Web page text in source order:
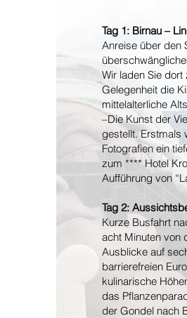
Tag 1: Birnau –
Anreise über den
Wir laden Sie dort
Gelegenheit die
mittelalterliche
–Die Kunst der
gestellt. Erstmals
Fotografien ein
zum **** Hotel
Aufführung von
Tag 2:
Kurze Busfahrt
acht Minuten von
Ausblicke auf
barrierefreien
kulinarische
das
der Gondel nach